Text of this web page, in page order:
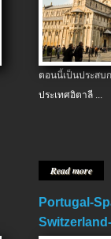
ตอนนี้เป็นประส
ประเทศอิตาลี ...
Read more
Portugal-